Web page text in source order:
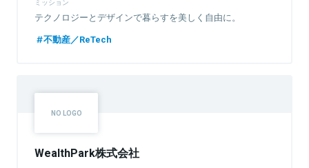
テクノロジーとデザインで暮らすを美しく自由に。
不動産／ReTech
WealthPark株式会社